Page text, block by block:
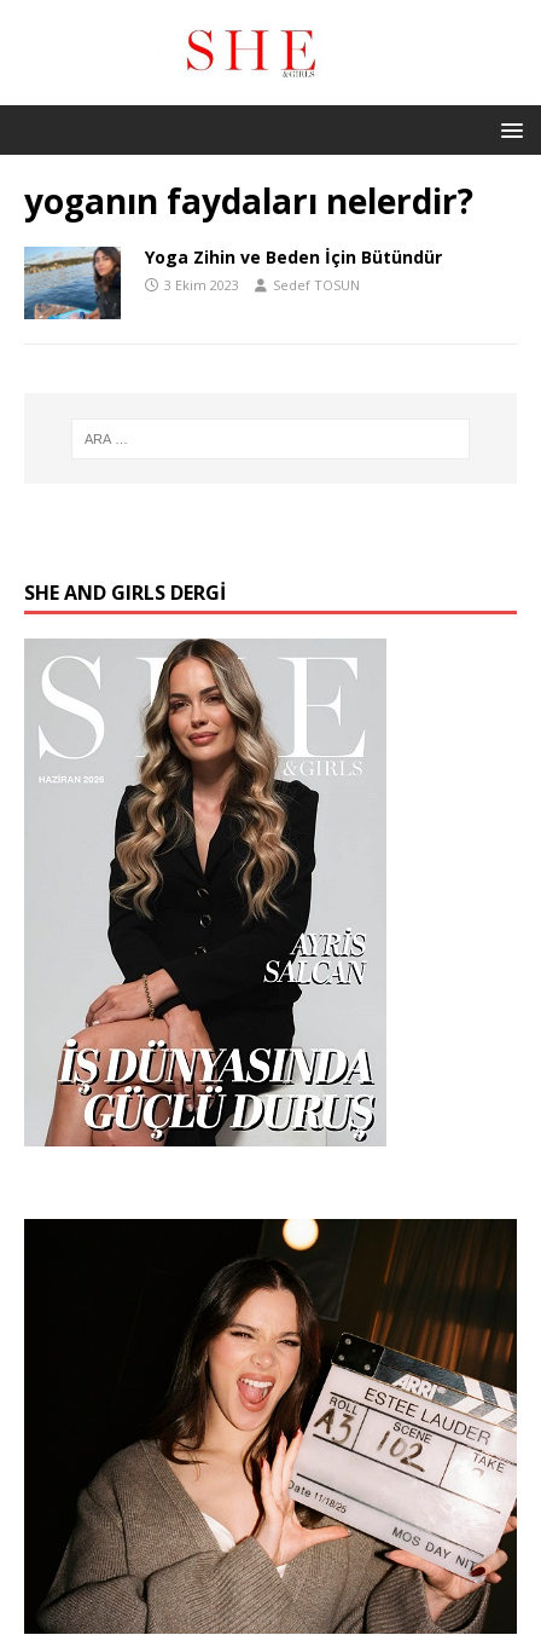
yoganın faydaları nelerdir?
Yoga Zihin ve Beden İçin Bütündür
3 Ekim 2023 Sedef TOSUN
SHE AND GIRLS DERGİ